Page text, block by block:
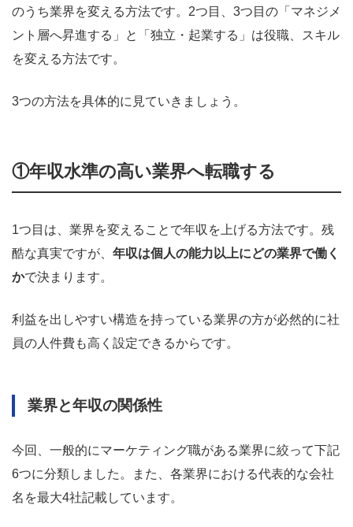
のうち業界を変える方法です。2つ目、3つ目の「マネジメ
ント層へ昇進する」と「独立・起業する」は役職、スキル
を変える方法です。
3つの方法を具体的に見ていきましょう。
①年収水準の高い業界へ転職する
1つ目は、業界を変えることで年収を上げる方法です。残
酷な真実ですが、 年収は個人の能力以上にどの業界で働く
かで決まります。
利益を出しやすい構造を持っている業界の方が必然的に社
員の人件費も高く設定できるからです。
業界と年収の関係性
今回、一般的にマーケティング職がある業界に絞って下記
6つに分類しました。また、各業界における代表的な会社
名を最大4社記載しています。